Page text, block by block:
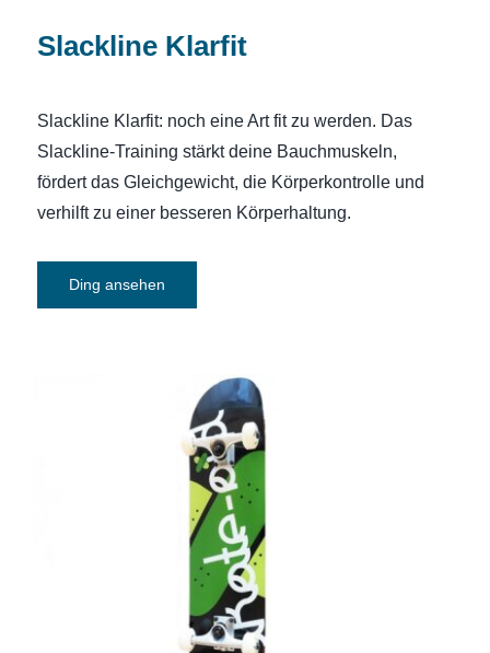
Slackline Klarfit
Slackline Klarfit: noch eine Art fit zu werden. Das
Slackline-Training stärkt deine Bauchmuskeln,
fördert das Gleichgewicht, die Körperkontrolle und
verhilft zu einer besseren Körperhaltung.
Ding ansehen
Skateboard skate-aid